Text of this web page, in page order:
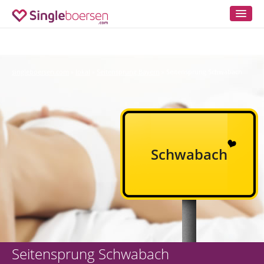
Seitensprung Schwabach
Schwabach